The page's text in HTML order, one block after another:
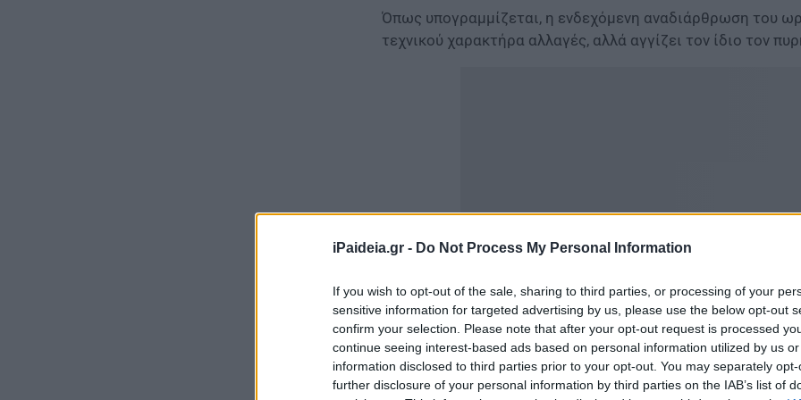
iPaideia.gr - Do Not Process My Personal Information
If you wish to opt-out of the sale, sharing to third parties, or processing of your
sensitive information for targeted advertising by us, please use the below opt-out
confirm your selection. Please note that after your opt-out request is processed
continue seeing interest-based ads based on personal information utilized by us
information disclosed to third parties prior to your opt-out. You may separately
further disclosure of your personal information by third parties on the IAB’s list of
Όπως υπογραμμίζεται, η ενδεχόμενη αναδιάρθρωση του
τεχνικού χαρακτήρα αλλαγές, αλλά αγγίζει τον ίδιο τον
Τα φιλολογικά μαθήματα -όπως η Νεοελληνική Γλώσσα, τα
Φιλοσοφία- δεν αντιμετωπίζονται απλώς ως διδακτικά
και ηθικής συγκρότησης των μαθητών. Ο Σ.Α.Φ. εφιστά την
ενδεχόμενης υποβάθμισής τους, αναφέροντας ενδεικτικά